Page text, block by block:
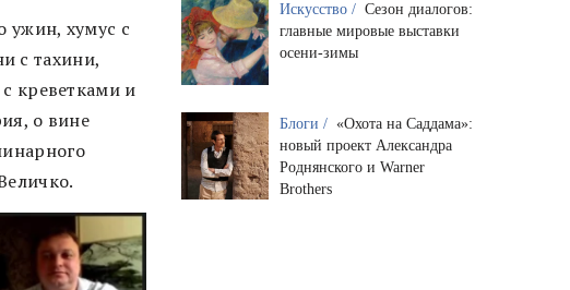
ужин, хумус с
с тахини,
креветками и
о вине
Искусство / Сезон диалогов:
главные мировые выставки
осени-зимы
Блоги / «Охота на Саддама»:
новый проект Александра
Роднянского и Warner
Brothers